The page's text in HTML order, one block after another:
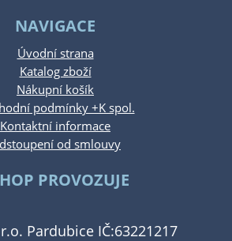
NAVIGACE
Úvodní strana
Katalog zboží
Nákupní košík
podmínky +K spol.
Kontaktní informace
od smlouvy
PROVOZUJE
Pardubice IČ:63221217